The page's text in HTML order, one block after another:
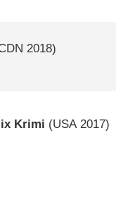
2018)
Krimi (USA2017)